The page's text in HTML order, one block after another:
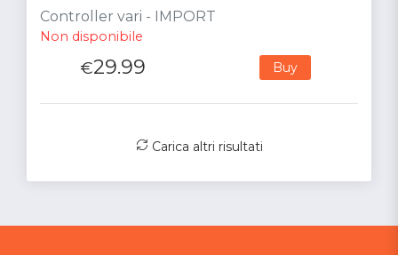
Controller vari - IMPORT
Non disponibile
€29.99 Buy
Carica altri risultati